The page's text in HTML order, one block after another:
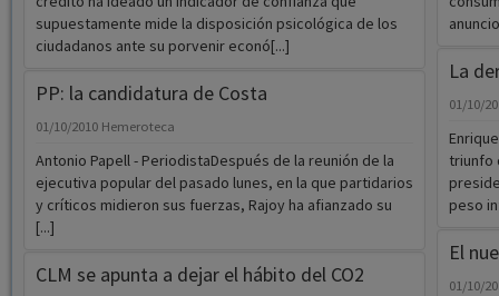
supuestamente mide la disposición psicológica de los
ciudadanos ante su porvenir econó[...]
PP: la candidatura de Costa
01/10/2010 Hemeroteca
Antonio Papell - PeriodistaDespués de la reunión de la
ejecutiva popular del pasado lunes, en la que partidarios
y críticos midieron sus fuerzas, Rajoy ha afianzado su
[...]
CLM se apunta a dejar el hábito del CO2
La
01/10/
triunfo
peso
El
01/10/